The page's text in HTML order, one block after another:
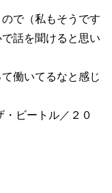
で（私もそうです
話を聞けると思い
働いてるなと感じ
・ビートル／２０